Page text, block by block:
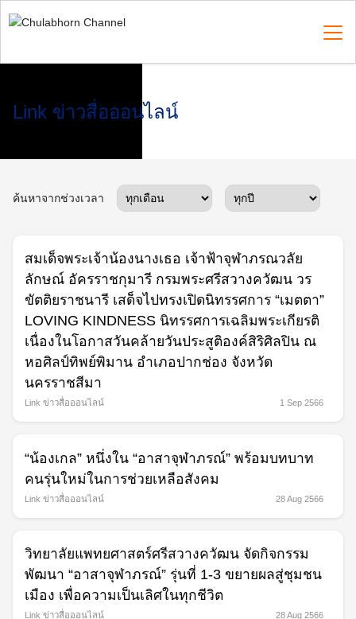
to
for:
Link ข่าวสื่อออนไลน์
ค้นหาจากช่วงเวลา
สมเด็จพระเจ้าน้องนางเธอ เจ้าฟ้าจุฬาภรณวลัย
ลักษณ์ อัครราชกุมารี กรมพระศรีสวางควัฒน วร
ขัตติยราชนารี เสด็จไปทรงเปิดนิทรรศการ “เมตตา”
LOVING KINDNESS นิทรรศการเฉลิมพระเกียรติ
เนื่องในโอกาสวันคล้ายวันประสูติองค์สิริศิลปิน ณ
หอศิลป์ทิพย์พิมาน อำเภอปากช่อง จังหวัด
นครราชสีมา
Link ข่าวสื่อออนไลน์ 1 Sep 2566
“น้องเกล” หนึ่งใน “อาสาจุฬาภรณ์” พร้อมบทบาท
คนรุ่นใหม่ในการช่วยเหลือสังคม
Link ข่าวสื่อออนไลน์ 28 Aug 2566
วิทยาลัยแพทยศาสตร์ศรีสวางควัฒน จัดกิจกรรม
พัฒนา “อาสาจุฬาภรณ์” รุ่นที่ 1-3 ขยายผลสู่ชุมชน
เมือง เพื่อความเป็นเลิศในทุกชีวิต
Link ข่าวสื่อออนไลน์ 28 Aug 2566